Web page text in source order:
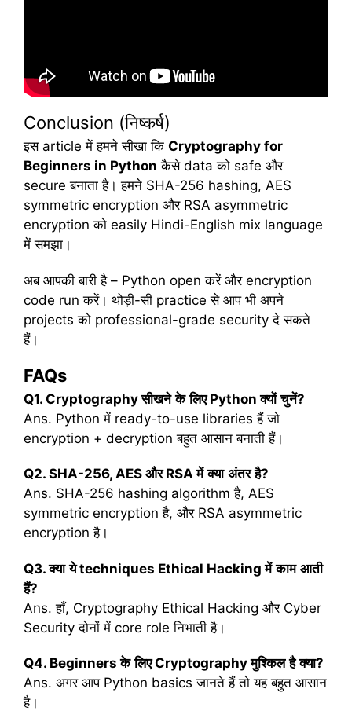
Conclusion (निष्कर्ष)
इस article में हमने सीखा कि Cryptography for
Beginners in Python कैसे data को safe और
secure बनाता है। हमने SHA-256 hashing, AES
symmetric encryption और RSA asymmetric
encryption को easily Hindi-English mix language
में समझा।
अब आपकी बारी है – Python open करें और encryption
code run करें। थोड़ी-सी practice से आप भी अपने
projects को professional-grade security दे सकते
हैं।
FAQs
Q1. Cryptographyसीखने के लिएPythonक्यों चुनें?
Ans. Python में ready-to-use libraries हैं जो
encryption + decryption बहुत आसान बनाती हैं।
Q2. SHA-256, AES औरRSAमें क्या अंतर है?
Ans. SHA-256 hashing algorithm है, AES
symmetric encryption है, और RSA asymmetric
encryption है।
Q3.क्या येtechniques Ethical Hackingमें काम आती
हैं?
Ans. हाँ, Cryptography Ethical Hacking और Cyber
Security दोनों में core role निभाती है।
Q4. Beginnersके लिएCryptographyमुश्किल है क्या?
Ans. अगर आप Python basics जानते हैं तो यह बहुत आसान
है।